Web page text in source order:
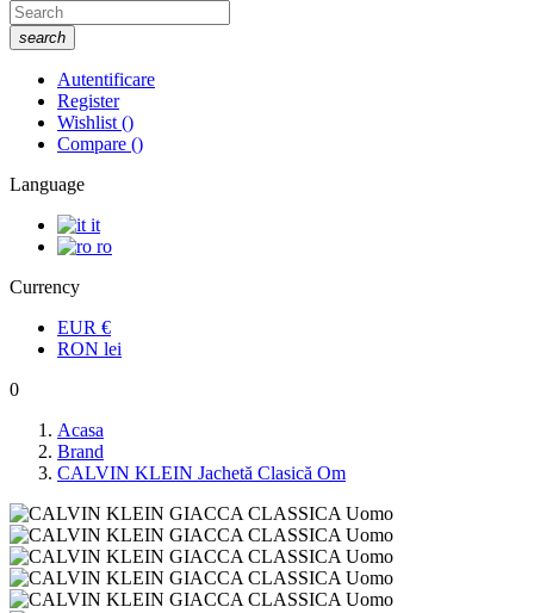
search
Autentificare
Register
Wishlist ()
Compare ()
Language
it
ro
Currency
EUR €
RON lei
0
Acasa
Brand
CALVIN KLEIN Jachetă Clasică Om